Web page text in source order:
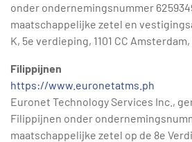
onder ondernemingsnummer
maatschappelijke zetel en
K, 5e verdieping, 1101 CC
Filippijnen
https://www.euronetatms.ph
Euronet Technology Services Inc.,
Filippijnen onder
maatschappelijke zetel op de 8e